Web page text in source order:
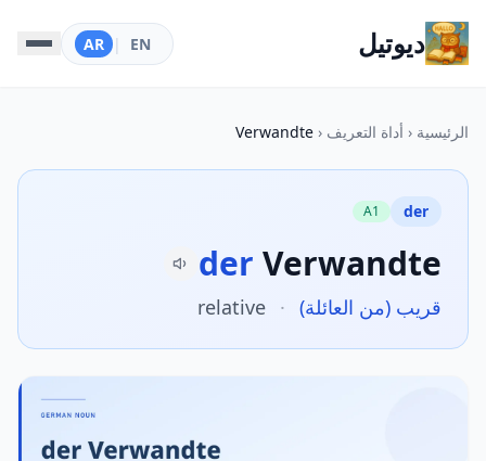
ديوتيل EN
|
AR
الرئيسية ‹ أداة التعريف ‹
Verwandte
der
A1
der Verwandte
قريب (من العائلة) ·
relative